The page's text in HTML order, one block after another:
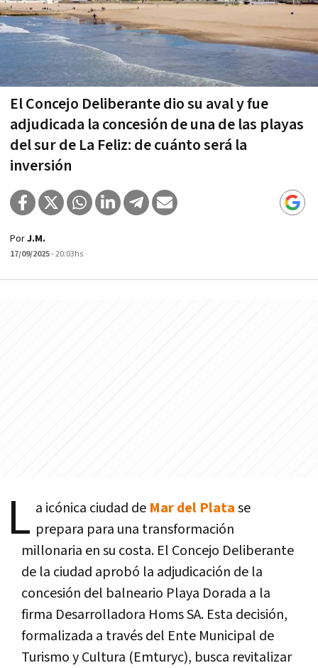
El Concejo Deliberante dio su aval y fue
adjudicada la concesión de una de las playas
del sur de La Feliz: de cuánto será la
inversión
PorJ.M.
17/09/2025- 20:03hs
L a icónica ciudad de Mar del Platase
prepara para una transformación
millonaria en su costa. El Concejo Deliberante
de la ciudad aprobó la adjudicación de la
concesión del balneario Playa Dorada a la
firma Desarrolladora Homs SA. Esta decisión,
formalizada a través del Ente Municipal de
Turismo y Cultura (Emturyc), busca revitalizar